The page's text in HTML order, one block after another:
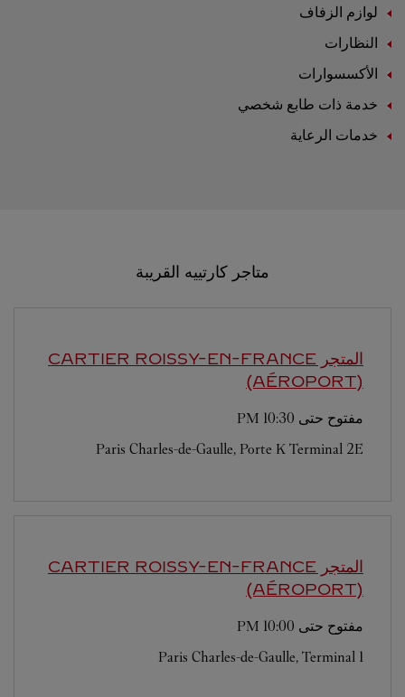
لوازم الزفاف
النظارات
الأكسسوارات
خدمة ذات طابع شخصي
خدمات الرعاية
متاجر كارتييه القريبة
المتجر CARTIER ROISSY-EN-FRANCE
(AÉROPORT)
مفتوح حتى 10:30 PM
Paris Charles-de-Gaulle, Porte K Terminal 2E
المتجر CARTIER ROISSY-EN-FRANCE
(AÉROPORT)
مفتوح حتى 10:00 PM
Paris Charles-de-Gaulle, Terminal 1